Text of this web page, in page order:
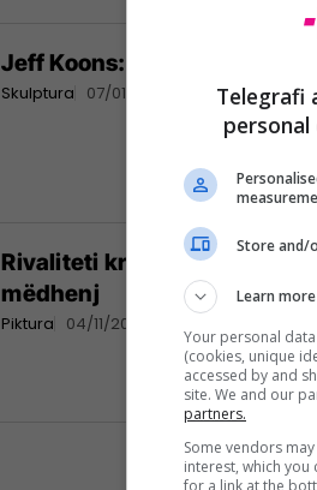
Jeff Koons: Bashkëbisedimi
Skulptura 07/01/2025
Rivaliteti krijoi Renesancën:
mëdhenj
Piktura 04/11/2024
Telegrafi
Store and/
Learn more
Your personal
(cookies, unique
accessed by and
site. We and our
partners.
Some vendors
interest, which
for a link at the